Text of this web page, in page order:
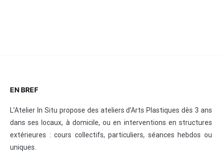
EN BREF
L’Atelier In Situ propose des ateliers d’Arts Plastiques dès 3 ans
dans ses locaux, à domicile, ou en interventions en structures
extérieures : cours collectifs, particuliers, séances hebdos ou
uniques.